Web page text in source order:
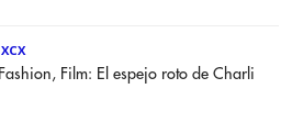
Film: El espejo roto de Charli